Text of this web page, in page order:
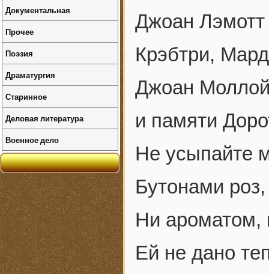
Джоан
Крэбтри,
Джоан
и памяти
Не усыпайте
Бутонами
Ни ароматом,
Ей не дано
Документальная
Прочее
Поэзия
Драматургия
Старинное
Деловая литература
Военное дело